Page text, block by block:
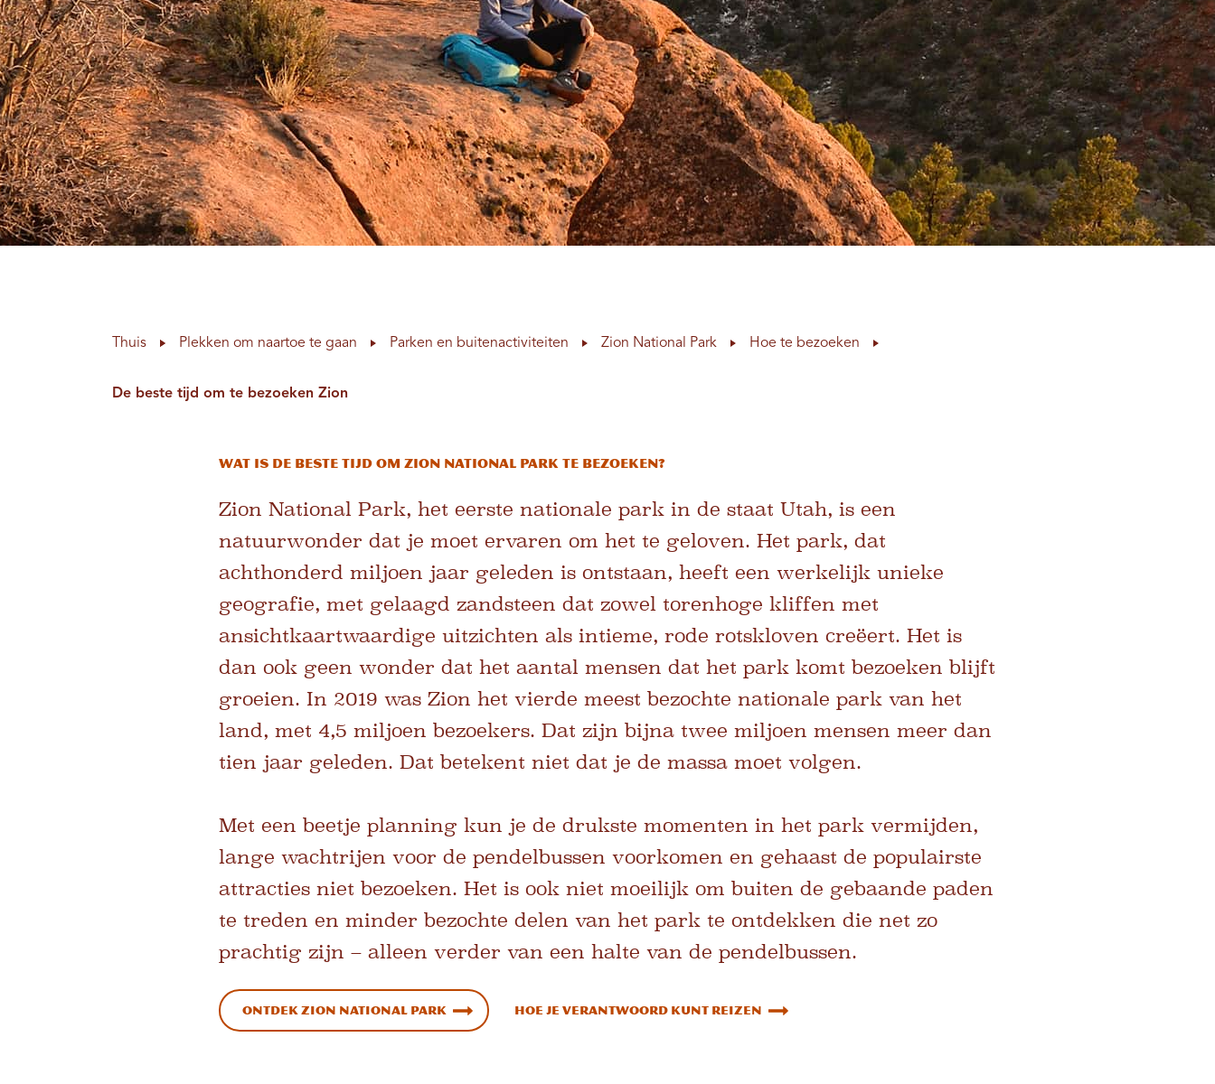
Thuis Plekken om naartoe te gaan Parken en buitenactiviteiten Zion National Park Hoe te bezoeken
De beste tijd om te bezoeken Zion
Wat is de beste tijd om Zion National Park te bezoeken?
Zion National Park, het eerste nationale park in de staat Utah, is een
natuurwonder dat je moet ervaren om het te geloven. Het park, dat
achthonderd miljoen jaar geleden is ontstaan, heeft een werkelijk unieke
geografie, met gelaagd zandsteen dat zowel torenhoge kliffen met
ansichtkaartwaardige uitzichten als intieme, rode rotskloven creëert. Het is
dan ook geen wonder dat het aantal mensen dat het park komt bezoeken blijft
groeien. In 2019 was Zion het vierde meest bezochte nationale park van het
land, met 4,5 miljoen bezoekers. Dat zijn bijna twee miljoen mensen meer dan
tien jaar geleden. Dat betekent niet dat je de massa moet volgen.
Met een beetje planning kun je de drukste momenten in het park vermijden,
lange wachtrijen voor de pendelbussen voorkomen en gehaast de populairste
attracties niet bezoeken. Het is ook niet moeilijk om buiten de gebaande paden
te treden en minder bezochte delen van het park te ontdekken die net zo
prachtig zijn – alleen verder van een halte van de pendelbussen.
ONTDEK ZION NATIONAL PARK Hoe je verantwoord kunt reizen